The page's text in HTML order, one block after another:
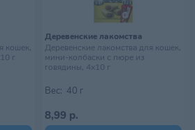
кошек,
г
Деревенские лакомства
Деревенские лакомства для кошек,
мини-колбаски с пюре из
говядины, 4х10 г
Вес: 40 г
8,99 р.